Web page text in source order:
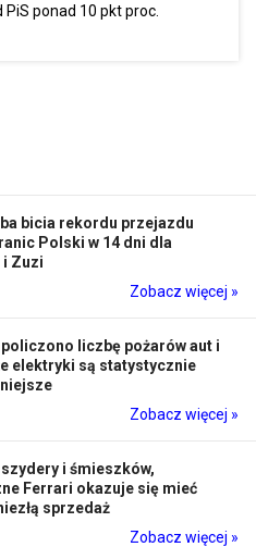
ponad 10 pkt proc.
bicia rekordu przejazdu
Polski w 14 dni dla
i Zuzi
Zobacz więcej »
policzono liczbę pożarów aut i
elektryki są statystycznie
Zobacz więcej »
i śmieszków,
Ferrari okazuje się mieć
sprzedaż
Zobacz więcej »